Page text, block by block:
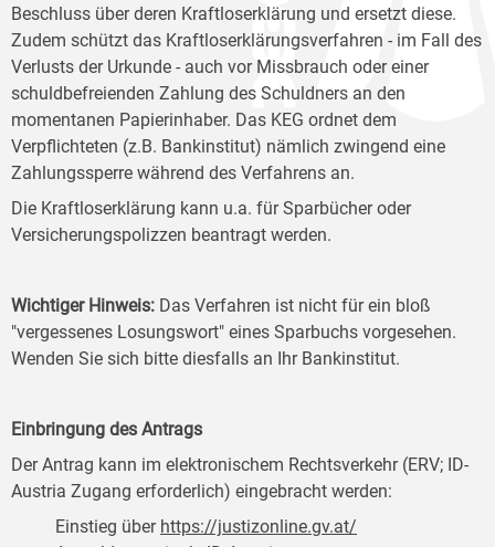
Beschluss über deren Kraftloserklärung und ersetzt diese.
Zudem schützt das Kraftloserklärungsverfahren - im Fall des
Verlusts der Urkunde - auch vor Missbrauch oder einer
schuldbefreienden Zahlung des Schuldners an den
momentanen Papierinhaber. Das KEG ordnet dem
Verpflichteten (z.B. Bankinstitut) nämlich zwingend eine
Zahlungssperre während des Verfahrens an.
Die Kraftloserklärung kann u.a. für Sparbücher oder
Versicherungspolizzen beantragt werden.
Wichtiger Hinweis: Das Verfahren ist nicht für ein bloß
"vergessenes Losungswort" eines Sparbuchs vorgesehen.
Wenden Sie sich bitte diesfalls an Ihr Bankinstitut.
Einbringung des Antrags
Der Antrag kann im elektronischem Rechtsverkehr (ERV; ID-
Austria Zugang erforderlich) eingebracht werden:
Einstieg über https://justizonline.gv.at/